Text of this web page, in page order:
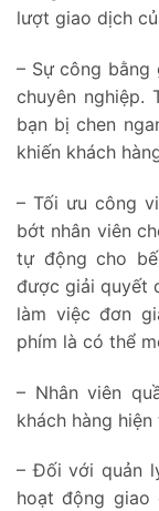
lượt giao dịch
– Sự công
chuyên nghiệp.
bạn bị chen
khiến khách
– Tối ưu công
bớt nhân viên
tự động cho
được giải quyết
làm việc đơn
phím là có thể
– Nhân viên
khách hàng
– Đối với quản
hoạt động giao